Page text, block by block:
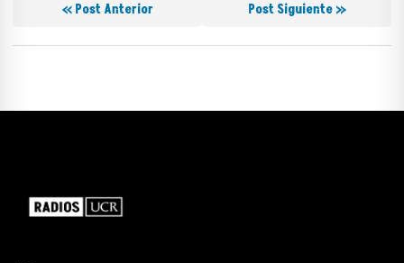
« Post Anterior Post Siguiente »